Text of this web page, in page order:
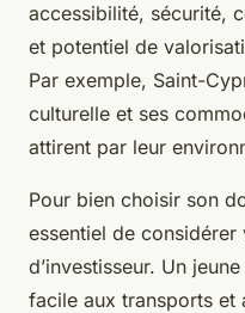
accessibilité, sécurité,
et potentiel de
Par exemple, Saint-
culturelle et ses
attirent par leur
Pour bien choisir son
essentiel de
d’investisseur. Un
facile aux transports et